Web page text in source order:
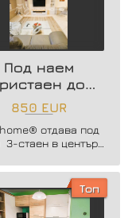
Под наем
до
Операта
850 EUR
отдава под
стаен в центъра
Топ